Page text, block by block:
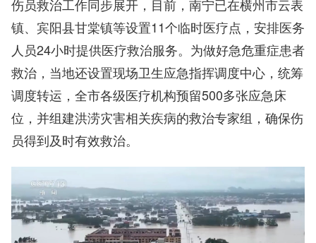
伤员救治工作同步展开，目前，南宁已在横州市云表
镇、宾阳县甘棠镇等设置11个临时医疗点，安排医务
人员24小时提供医疗救治服务。为做好急危重症患者
救治，当地还设置现场卫生应急指挥调度中心，统筹
调度转运，全市各级医疗机构预留500多张应急床
位，并组建洪涝灾害相关疾病的救治专家组，确保伤
员得到及时有效救治。